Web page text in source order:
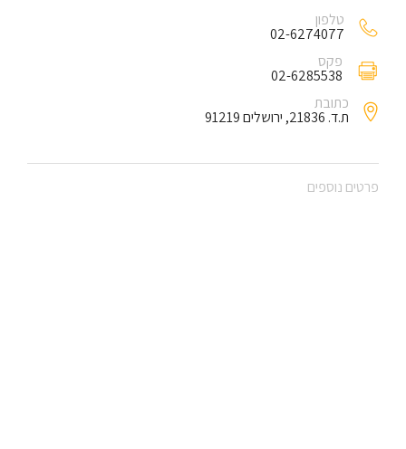
טלפון
02-6274077
פקס
02-6285538
כתובת
ת.ד. 21836, ירושלים 91219
פרטים נוספים